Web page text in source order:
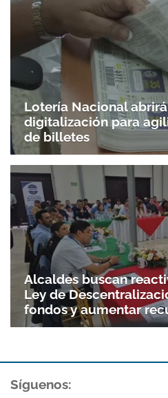
Gracias por
Lotería Nacional
digitalización para
de billetes
Alcaldes buscan
Ley de
fondos y aumentar
Síguenos: